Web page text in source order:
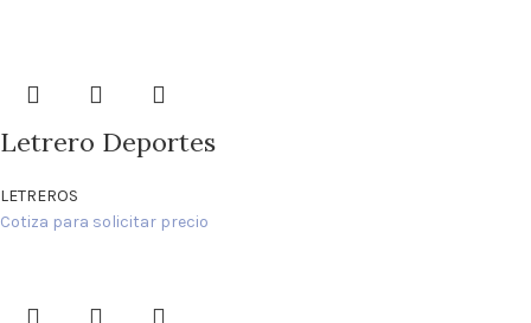
Letrero Deportes
LETREROS
Cotiza para solicitar precio